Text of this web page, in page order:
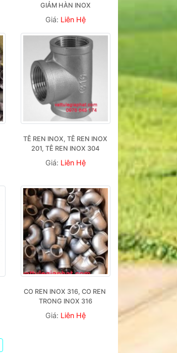
GIẢM HÀN INOX
Giá: Liên Hệ
TÊ REN INOX, TÊ REN INOX
201, TÊ REN INOX 304
Giá: Liên Hệ
CO REN INOX 316, CO REN
TRONG INOX 316
Giá: Liên Hệ